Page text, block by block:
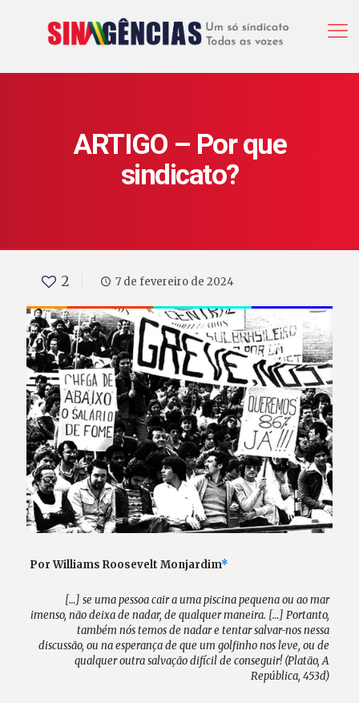
ARTIGO – Por que
sindicato?
2 7 de fevereiro de 2024
Por Williams Roosevelt Monjardim*
[…] se uma pessoa cair a uma piscina pequena ou ao mar
imenso, não deixa de nadar, de qualquer maneira. […] Portanto,
também nós temos de nadar e tentar salvar-nos nessa
discussão, ou na esperança de que um golfinho nos leve, ou de
qualquer outra salvação difícil de conseguir! (Platão, A
República, 453d)